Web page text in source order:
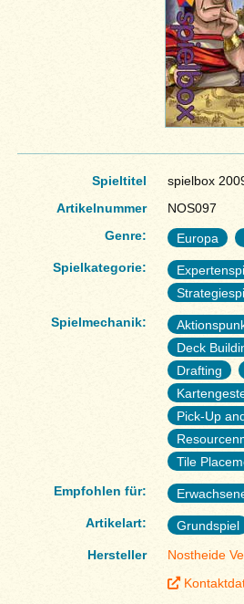
Spieltitel
spielbox
Artikelnummer
NOS097
Genre:
Europa
Spielkategorie:
Spielmechanik:
Deck
Drafting
Pick-Up
Tile
Empfohlen für:
Artikelart:
Grundspiel
Hersteller
Nostheide